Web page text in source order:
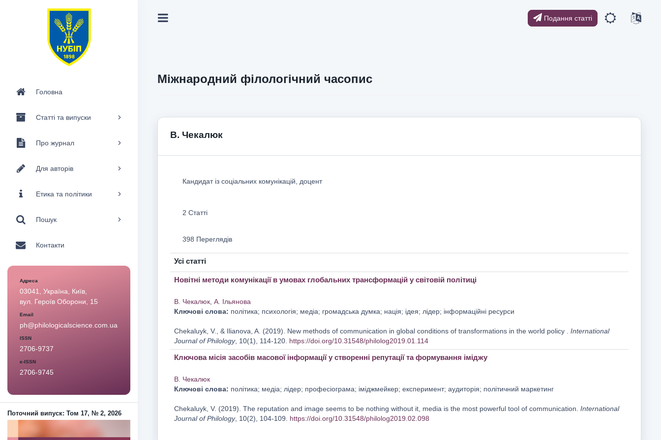
Головна
Статті та випуски
Про журнал
Для авторів
Етика та політики
Пошук
Контакти
Адреса
03041, Україна, Київ,
вул. Героїв Оборони, 15
Email
ph@philologicalscience.com.ua
ISSN
2706-9737
e-ISSN
2706-9745
Поточний випуск: Том 17, № 2, 2026
Подання статті
Міжнародний філологічний часопис
В. Чекалюк
Кандидат із соціальних комунікацій, доцент
2 Статті
398 Переглядів
Усі статті
Новітні методи комунікації в умовах глобальних трансформацій у світовій політиці
В. Чекалюк, А. Ільянова
Ключові слова: політика; психологія; медіа; громадська думка; нація; ідея; лідер; інформаційні ресурси
Chekaluyk, V., & Ilianova, A. (2019). New methods of communication in global conditions of transformations in the world policy . International
Journal of Philology, 10(1), 114-120. https://doi.org/10.31548/philolog2019.01.114
Ключова місія засобів масової інформації у створенні репутації та формування іміджу
В. Чекалюк
Ключові слова: політика; медіа; лідер; професіограма; іміджмейкер; експеримент; аудиторія; політичний маркетинг
Chekaluyk, V. (2019). Тhe reputation and image seems to be nothing without it, media is the most powerful tool of communication. International
Journal of Philology, 10(2), 104-109. https://doi.org/10.31548/philolog2019.02.098